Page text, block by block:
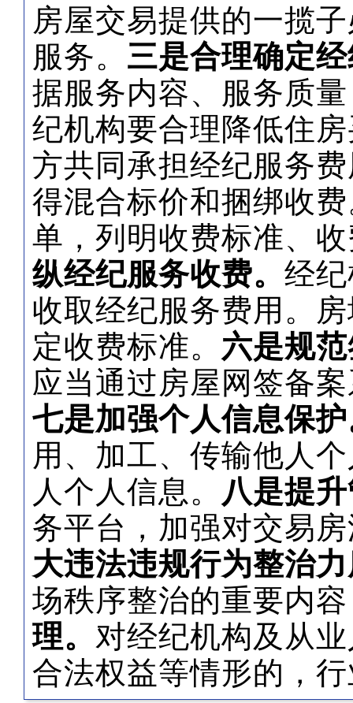
房屋交易提供的一揽
服务。 三是合理确定
据服务内容、服务质
纪机构要合理降低住
方共同承担经纪服务
得混合标价和捆绑收
单，列明收费标准、
纵经纪服务收费。 经
收取经纪服务费用。
定收费标准。 六是规
应当通过房屋网签备
七是加强个人信息保
用、加工、传输他人
人个人信息。 八是提
务平台，加强对交易
大违法违规行为整治
场秩序整治的重要内
理。 对经纪机构及从
合法权益等情形的，